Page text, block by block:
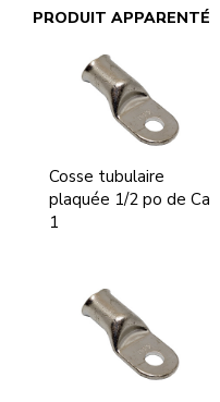
PRODUIT APPARENTÉ
Cosse tubulaire
plaquée 1/2 po de Ca
1